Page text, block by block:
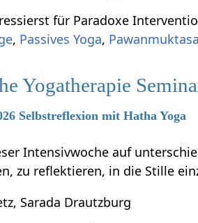
für Paradoxe
, Passives Yoga,
Yogatherapie
Selbstreflexion mit Hatha Yoga
Intensivwoche auf
zu reflektieren, in die Stille
Sarada Drautzburg